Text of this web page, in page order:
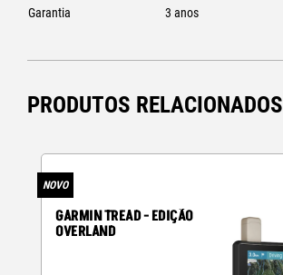
Garantia
3 anos
PRODUTOS RELACIONADOS
NOVO
GARMIN TREAD - EDIÇÃO
OVERLAND